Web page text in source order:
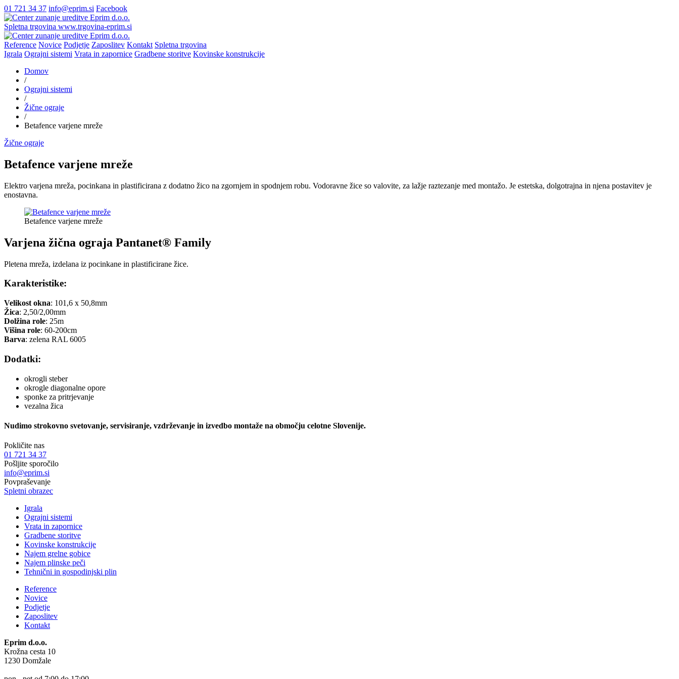
01 721 34 37 info@eprim.si Facebook
Spletna trgovina www.trgovina-eprim.si
Reference Novice Podjetje Zaposlitev Kontakt Spletna trgovina
Igrala Ograjni sistemi Vrata in zapornice Gradbene storitve Kovinske konstrukcije
Domov
/
Ograjni sistemi
/
Žične ograje
/
Betafence varjene mreže
Žične ograje
Betafence varjene mreže
Elektro varjena mreža, pocinkana in plastificirana z dodatno žico na zgornjem in spodnjem robu. Vodoravne žice so valovite, za lažje raztezanje med montažo. Je estetska, dolgotrajna in njena postavitev je
enostavna.
Betafence varjene mreže
Varjena žična ograja Pantanet® Family
Pletena mreža, izdelana iz pocinkane in plastificirane žice.
Karakteristike:
Velikost okna: 101,6 x 50,8mm
Žica: 2,50/2,00mm
Dolžina role: 25m
Višina role: 60-200cm
Barva: zelena RAL 6005
Dodatki:
okrogli steber
okrogle diagonalne opore
sponke za pritrjevanje
vezalna žica
Nudimo strokovno svetovanje, servisiranje, vzdrževanje in izvedbo montaže na območju celotne Slovenije.
Pokličite nas
01 721 34 37
Pošljite sporočilo
info@eprim.si
Povpraševanje
Spletni obrazec
Igrala
Ograjni sistemi
Vrata in zapornice
Gradbene storitve
Kovinske konstrukcije
Najem grelne gobice
Najem plinske peči
Tehnični in gospodinjski plin
Reference
Novice
Podjetje
Zaposlitev
Kontakt
Eprim d.o.o.
Krožna cesta 10
1230 Domžale